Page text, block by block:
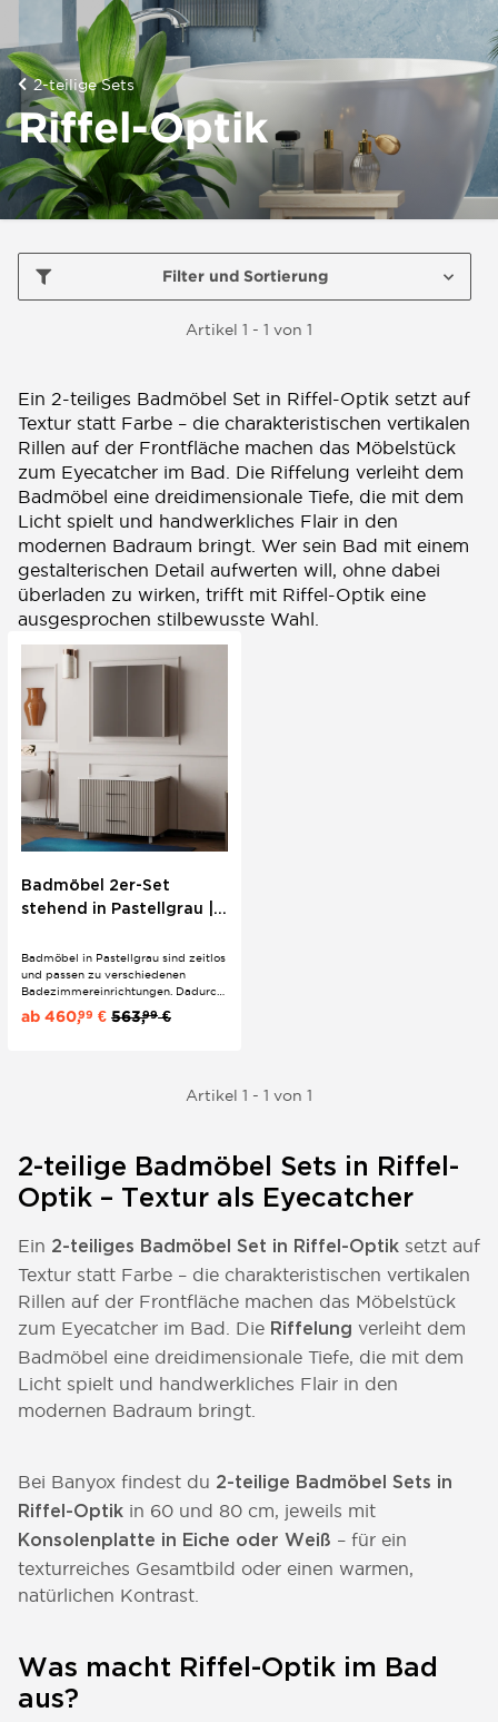
2-teilige Sets
Riffel-Optik
Filter und Sortierung
Artikel 1 - 1 von 1
Ein 2-teiliges Badmöbel Set in Riffel-Optik setzt auf
Textur statt Farbe – die charakteristischen vertikalen
Rillen auf der Frontfläche machen das Möbelstück
zum Eyecatcher im Bad. Die Riffelung verleiht dem
Badmöbel eine dreidimensionale Tiefe, die mit dem
Licht spielt und handwerkliches Flair in den
modernen Badraum bringt. Wer sein Bad mit einem
gestalterischen Detail aufwerten will, ohne dabei
überladen zu wirken, trifft mit Riffel-Optik eine
ausgesprochen stilbewusste Wahl.
Badmöbel 2er-Set
stehend in Pastellgrau |
Badmöbel in Pastellgrau sind zeitlos
und passen zu verschiedenen
Badezimmereinrichtungen. Dadurch
kann dem Bad ein naturverbundener
Look verliehen werden.
ab 460,99 € 563,99€
Artikel 1 - 1 von 1
2-teilige Badmöbel Sets in Riffel-
Optik – Textur als Eyecatcher
Ein 2-teiliges Badmöbel Set in Riffel-Optik setzt auf
Textur statt Farbe – die charakteristischen vertikalen
Rillen auf der Frontfläche machen das Möbelstück
zum Eyecatcher im Bad. Die Riffelung verleiht dem
Badmöbel eine dreidimensionale Tiefe, die mit dem
Licht spielt und handwerkliches Flair in den
modernen Badraum bringt.
Bei Banyox findest du 2-teilige Badmöbel Sets in
Riffel-Optik in 60 und 80 cm, jeweils mit
Konsolenplatte in Eiche oder Weiß – für ein
texturreiches Gesamtbild oder einen warmen,
natürlichen Kontrast.
Was macht Riffel-Optik im Bad
aus?